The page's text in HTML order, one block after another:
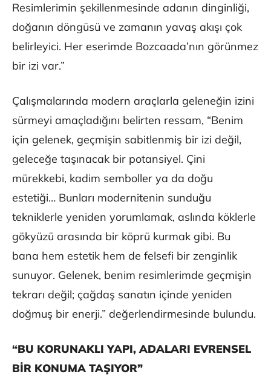
Resimlerimin şekillenmesinde adanın dinginliği,
doğanın döngüsü ve zamanın yavaş akışı çok
belirleyici. Her eserimde Bozcaada’nın görünmez
bir izi var.”
Çalışmalarında modern araçlarla geleneğin izini
sürmeyi amaçladığını belirten ressam, “Benim
için gelenek, geçmişin sabitlenmiş bir izi değil,
geleceğe taşınacak bir potansiyel. Çini
mürekkebi, kadim semboller ya da doğu
estetiği… Bunları modernitenin sunduğu
tekniklerle yeniden yorumlamak, aslında köklerle
gökyüzü arasında bir köprü kurmak gibi. Bu
bana hem estetik hem de felsefi bir zenginlik
sunuyor. Gelenek, benim resimlerimde geçmişin
tekrarı değil; çağdaş sanatın içinde yeniden
doğmuş bir enerji.” değerlendirmesinde bulundu.
“BU KORUNAKLI YAPI, ADALARI EVRENSEL
BİR KONUMA TAŞIYOR”